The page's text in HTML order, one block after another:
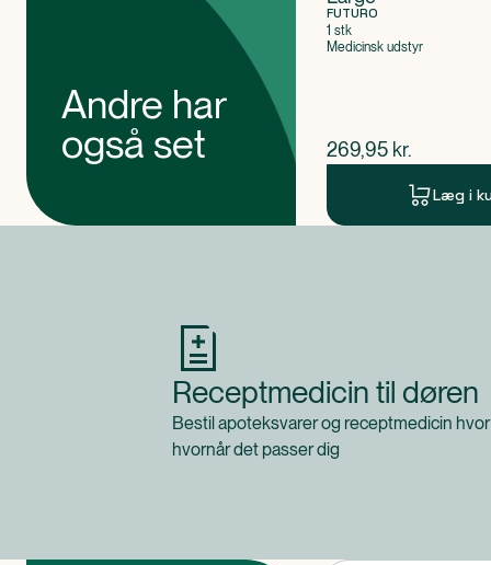
Andre har
også set
FUTURO
1 stk
Medicinsk udstyr
$nuværende pris
269,95 kr.
Læg i
Receptmedicin til døren
Bestil apoteksvarer og receptmedicin
hvornår det passer dig